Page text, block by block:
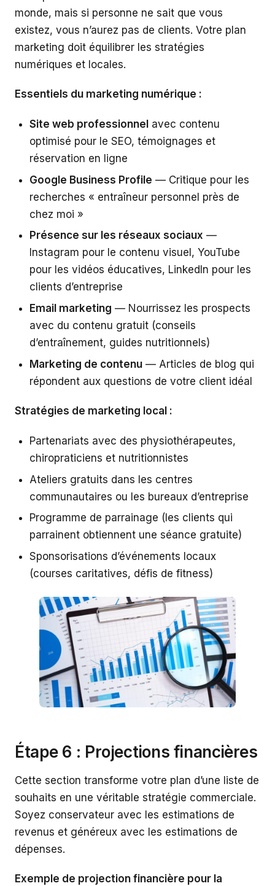
monde, mais si personne ne sait que vous
existez, vous n’aurez pas de clients. Votre plan
marketing doit équilibrer les stratégies
numériques et locales.
Essentiels du marketing numérique :
Site web professionnelavec contenu
optimisé pour le SEO, témoignages et
réservation en ligne
Google Business Profile — Critique pour les
recherches « entraîneur personnel près de
chez moi »
Présence sur les réseaux sociaux —
Instagram pour le contenu visuel, YouTube
pour les vidéos éducatives, LinkedIn pour les
clients d’entreprise
Email marketing — Nourrissez les prospects
avec du contenu gratuit (conseils
d’entraînement, guides nutritionnels)
Marketing de contenu— Articles de blog qui
répondent aux questions de votre client idéal
Stratégies de marketing local :
Partenariats avec des physiothérapeutes,
chiropraticiens et nutritionnistes
Ateliers gratuits dans les centres
communautaires ou les bureaux d’entreprise
Programme de parrainage (les clients qui
parrainent obtiennent une séance gratuite)
Sponsorisations d’événements locaux
(courses caritatives, défis de fitness)
Étape 6 : Projections financières
Cette section transforme votre plan d’une liste de
souhaits en une véritable stratégie commerciale.
Soyez conservateur avec les estimations de
revenus et généreux avec les estimations de
dépenses.
Exemple de projection financière pour la